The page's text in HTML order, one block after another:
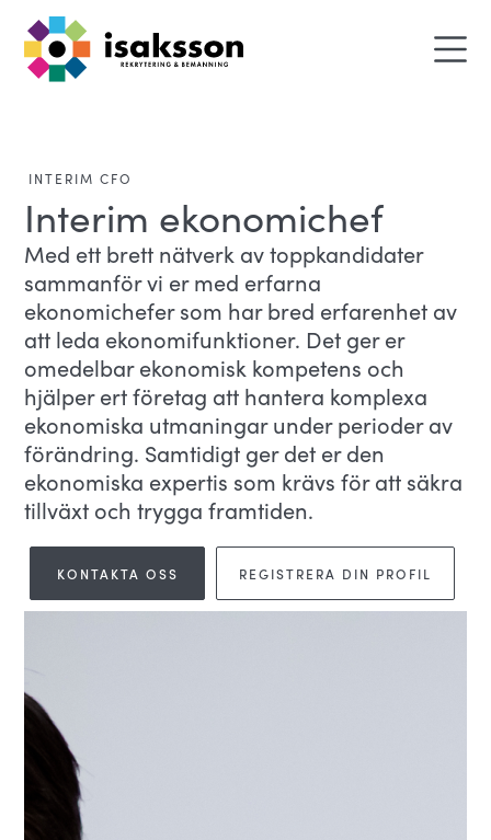
INTERIM CFO
Interim ekonomichef
Med ett brett nätverk av toppkandidater
sammanför vi er med erfarna
ekonomichefer som har bred erfarenhet av
att leda ekonomifunktioner. Det ger er
omedelbar ekonomisk kompetens och
hjälper ert företag att hantera komplexa
ekonomiska utmaningar under perioder av
förändring. Samtidigt ger det er den
ekonomiska expertis som krävs för att säkra
tillväxt och trygga framtiden.
KONTAKTA OSS REGISTRERA DIN PROFIL